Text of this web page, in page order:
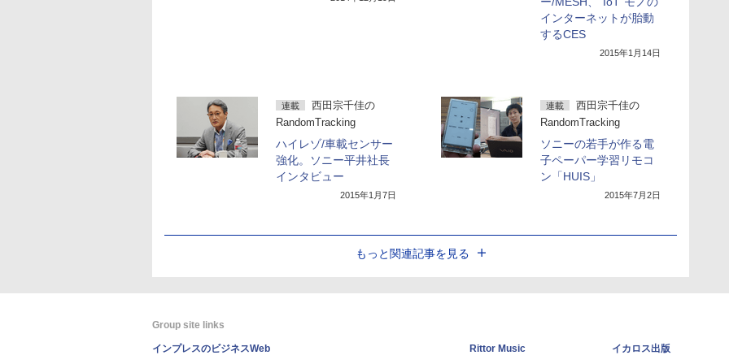
インターネットが胎動
するCES
2015年1月14日
連載
西田宗千佳の
RandomTracking
ハイレゾ/車載センサー
強化。ソニー平井社長
インタビュー
2015年1月7日
連載
西田宗千佳の
RandomTracking
ソニーの若手が作る電
子ペーパー学習リモコ
ン「HUIS」
2015年7月2日
もっと関連記事を見る
Group site links
インプレスのビジネスWeb
Rittor Music
イカロス出版